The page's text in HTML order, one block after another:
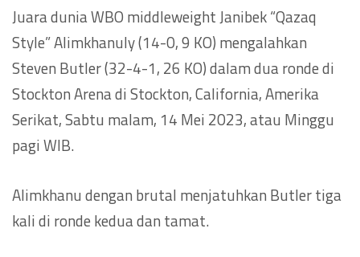
Juara dunia WBO middleweight Janibek “Qazaq
Style” Alimkhanuly (14-0, 9 KO) mengalahkan
Steven Butler (32-4-1, 26 KO) dalam dua ronde di
Stockton Arena di Stockton, California, Amerika
Serikat, Sabtu malam, 14 Mei 2023, atau Minggu
pagi WIB.
Alimkhanu dengan brutal menjatuhkan Butler tiga
kali di ronde kedua dan tamat.